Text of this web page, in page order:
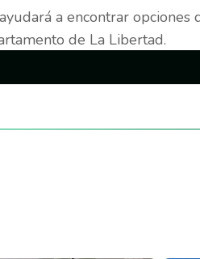
a encontrar opciones
de La Libertad.